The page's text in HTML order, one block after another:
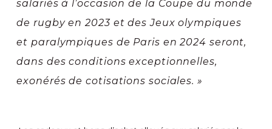
salariés à l’occasion de la Coupe du monde
de rugby en 2023 et des Jeux olympiques
et paralympiques de Paris en 2024 seront,
dans des conditions exceptionnelles,
exonérés de cotisations sociales. »